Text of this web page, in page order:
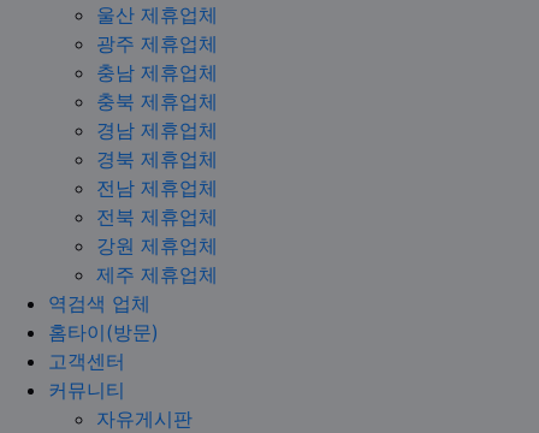
울산 제휴업체
광주 제휴업체
충남 제휴업체
충북 제휴업체
경남 제휴업체
경북 제휴업체
전남 제휴업체
전북 제휴업체
강원 제휴업체
제주 제휴업체
역검색 업체
홈타이(방문)
고객센터
커뮤니티
자유게시판